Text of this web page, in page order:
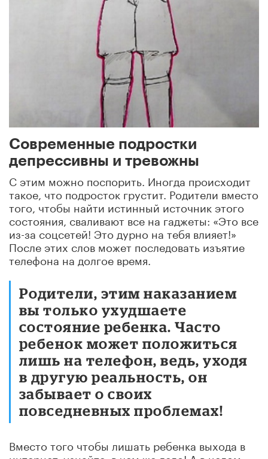
Современные подростки
депрессивны и тревожны
С этим можно поспорить. Иногда происходит
такое, что подросток грустит. Родители вместо
того, чтобы найти истинный источник этого
состояния, сваливают все на гаджеты: «Это все
из-за соцсетей! Это дурно на тебя влияет!»
После этих слов может последовать изъятие
телефона на долгое время.
Родители, этим наказанием
вы только ухудшаете
состояние ребенка. Часто
ребенок может положиться
лишь на телефон, ведь, уходя
в другую реальность, он
забывает о своих
повседневных проблемах!
Вместо того чтобы лишать ребенка выхода в